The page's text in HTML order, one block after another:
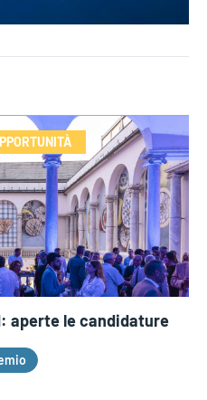
aperte le candidature